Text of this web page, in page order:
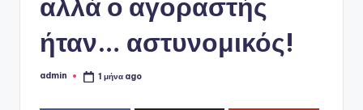
ήταν… αστυνομικός!
Συγγραφέας:
admin 1 μήνα ago